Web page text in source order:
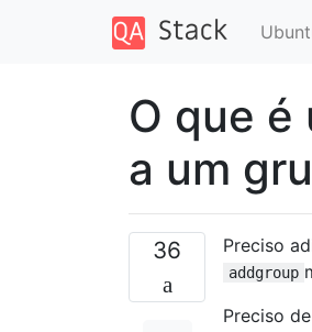
O que é
a um
36 Preciso
addgroup
Preciso